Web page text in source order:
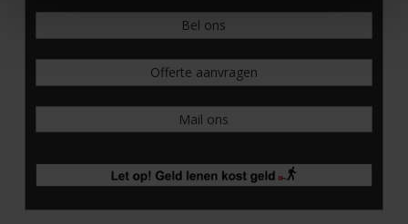
Bel ons
Offerte aanvragen
Mail ons